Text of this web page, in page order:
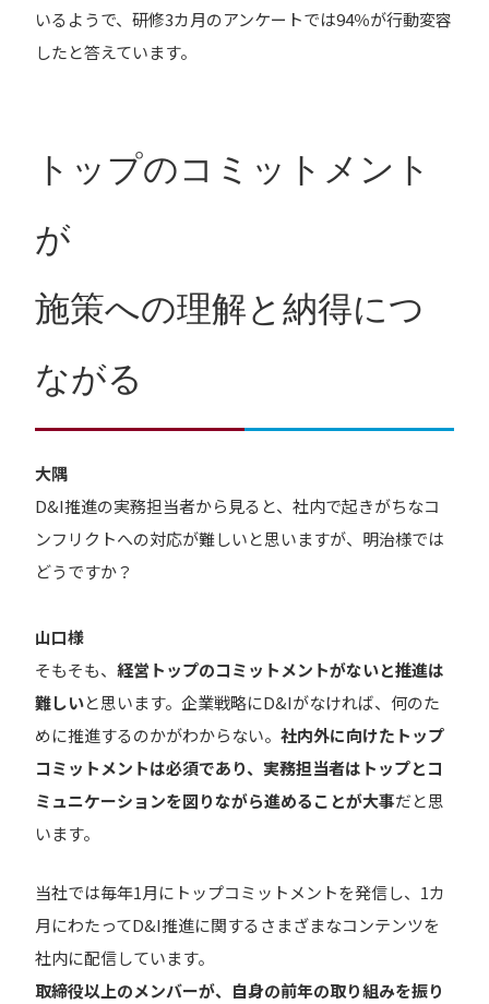
いるようで、研修3カ月のアンケートでは94％が行動変容
したと答えています。
トップのコミットメント
が
施策への理解と納得につ
ながる
大隅
D&I推進の実務担当者から見ると、社内で起きがちなコ
ンフリクトへの対応が難しいと思いますが、明治様では
どうですか？
山口様
そもそも、 経営トップのコミットメントがないと推進は
難しいと思います。企業戦略にD&Iがなければ、何のた
めに推進するのかがわからない。 社内外に向けたトップ
コミットメントは必須であり、実務担当者はトップとコ
ミュニケーションを図りながら進めることが大事だと思
います。
当社では毎年1月にトップコミットメントを発信し、1カ
月にわたってD&I推進に関するさまざまなコンテンツを
社内に配信しています。
取締役以上のメンバーが、自身の前年の取り組みを振り